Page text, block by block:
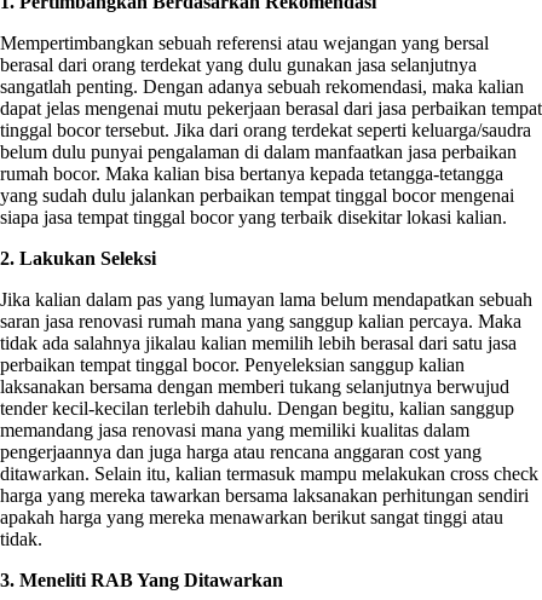
Mempertimbangkan sebuah referensi atau wejangan yang bersal
berasal dari orang terdekat yang dulu gunakan jasa selanjutnya
sangatlah penting. Dengan adanya sebuah rekomendasi, maka kalian
dapat jelas mengenai mutu pekerjaan berasal dari jasa perbaikan tempat
tinggal bocor tersebut. Jika dari orang terdekat seperti keluarga/saudra
belum dulu punyai pengalaman di dalam manfaatkan jasa perbaikan
rumah bocor. Maka kalian bisa bertanya kepada tetangga-tetangga
yang sudah dulu jalankan perbaikan tempat tinggal bocor mengenai
siapa jasa tempat tinggal bocor yang terbaik disekitar lokasi kalian.
2. Lakukan Seleksi
Jika kalian dalam pas yang lumayan lama belum mendapatkan sebuah
saran jasa renovasi rumah mana yang sanggup kalian percaya. Maka
tidak ada salahnya jikalau kalian memilih lebih berasal dari satu jasa
perbaikan tempat tinggal bocor. Penyeleksian sanggup kalian
laksanakan bersama dengan memberi tukang selanjutnya berwujud
tender kecil-kecilan terlebih dahulu. Dengan begitu, kalian sanggup
memandang jasa renovasi mana yang memiliki kualitas dalam
pengerjaannya dan juga harga atau rencana anggaran cost yang
ditawarkan. Selain itu, kalian termasuk mampu melakukan cross check
harga yang mereka tawarkan bersama laksanakan perhitungan sendiri
apakah harga yang mereka menawarkan berikut sangat tinggi atau
tidak.
3. Meneliti RAB Yang Ditawarkan